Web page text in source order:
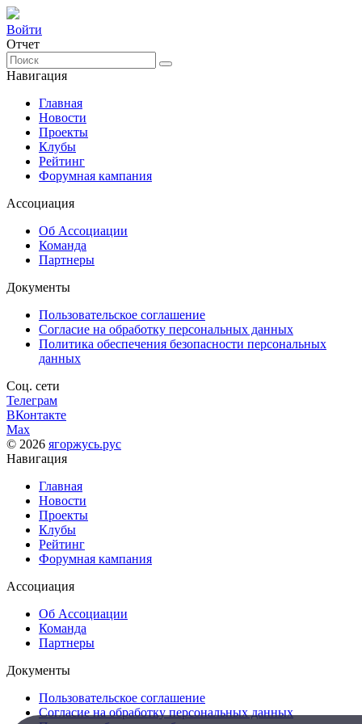
Войти
Отчет
Навигация
Главная
Новости
Проекты
Клубы
Рейтинг
Форумная кампания
Ассоциация
Об Ассоциации
Команда
Партнеры
Документы
Пользовательское соглашение
Согласие на обработку персональных данных
Политика обеспечения безопасности персональных
данных
Соц. сети
Телеграм
ВКонтакте
Max
© 2026 ягоржусь.рус
Навигация
Главная
Новости
Проекты
Клубы
Рейтинг
Форумная кампания
Ассоциация
Об Ассоциации
Команда
Партнеры
Документы
Пользовательское соглашение
Согласие на обработку персональных данных